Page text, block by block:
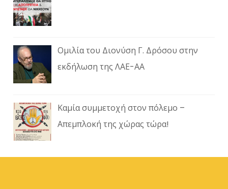
Ομιλία του Διονύση Γ. Δρόσου στην
εκδήλωση της ΛΑΕ-ΑΑ
Καμία συμμετοχή στον πόλεμο –
Απεμπλοκή της χώρας τώρα!